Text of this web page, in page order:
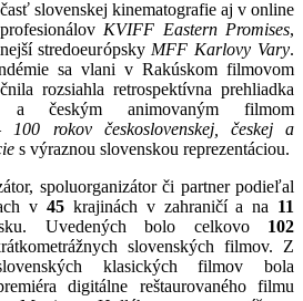
slovenskej kinematografie aj v online
KVIFF Eastern Promises,
stredoeurópsky MFF Karlovy Vary.
sa vlani v Rakúskom filmovom
rozsiahla retrospektívna prehliadka
a českým animovaným filmom
rokov československej, českej a
s výraznou slovenskou reprezentáciou.
spoluorganizátor či partner podieľal
v45 krajinách v zahraničí a na 11
Uvedených bolo celkovo 102
slovenských filmov. Z
klasických filmov bola
digitálne reštaurovaného filmu